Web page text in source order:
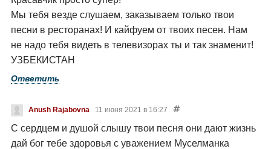
Мы тебя везде слушаем, заказываем только твои
песни в ресторанах! И кайфуем от твоих песен. Нам
не надо тебя видеть в телевизорах ты и так знаменит!
УЗБЕКИСТАН
Ответить
Anush Rajabovna 11 июня 2021 в 16:27
С сердцем и душой слышу твои песня они дают жизнь
дай бог тебе здоровья с уважением Муселманка